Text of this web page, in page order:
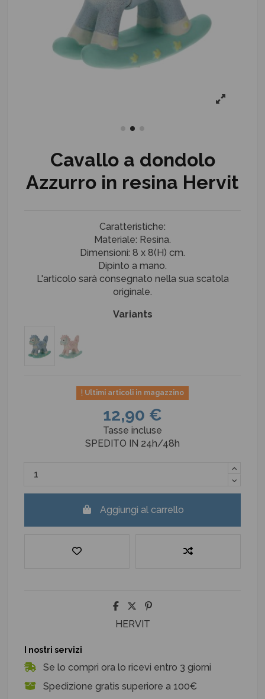
Cavallo a dondolo
Azzurro in resina Hervit
Caratteristiche:
Materiale: Resina.
Dimensioni: 8 x 8(H) cm.
Dipinto a mano.
L'articolo sarà consegnato nella sua scatola
originale.
Variants
Ultimi articoli in magazzino
12,90 €
Tasse incluse
SPEDITO IN 24h/48h
Aggiungi al carrello
HERVIT
I nostri servizi
Se lo compri ora lo ricevi entro 3 giorni
Spedizione gratis superiore a 100€